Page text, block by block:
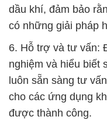
dầu khí, đảm bảo
có những giải pháp
6. Hỗ trợ và tư vấn:
nghiệm và hiểu biết
luôn sẵn sàng tư
cho các ứng dụng
được thành công.